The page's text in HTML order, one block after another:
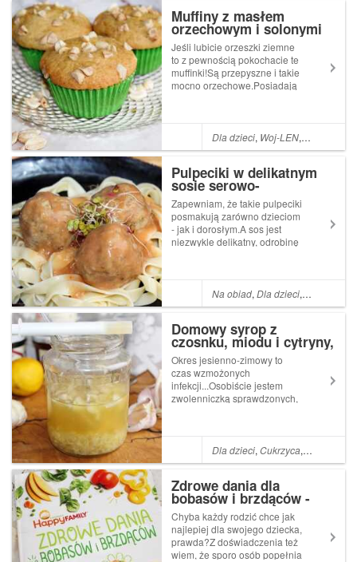
Muffiny z masłem
orzechowym i solonymi
orzeszkami ziemnymi
Jeśli lubicie orzeszki ziemne
to z pewnością pokochacie te
muffinki!Są przepyszne i takie
mocno orzechowe.Posiadają
cudownym
aromatem.Zazwyczaj piekę je
Dla dzieci, Woj-LEN, Babki i
Pulpeciki w delikatnym
sosie serowo-
pomidorowym
Zapewniam, że takie pulpeciki
posmakują zarówno dzieciom
- jak i dorosłym.A sos jest
niezwykle delikatny, odrobinę
świetna propozycja na szybki
obiad, z którego każdy będzie
Na obiad,Dla dzieci, Żółty ser
Domowy syrop z
czosnku, miodu i cytryny,
czyli skuteczna mikstura
na odporność + opis
składników i najlepsze
rodzaje miodu
Okres jesienno-zimowy to
czas wzmożonych
infekcji...Osobiście jestem
zwolenniczką sprawdzonych,
przeciwko wobec
zastosowania innych
zało...
Dla dzieci,Cukrzyca, Miód
Zdrowe dania dla
bobasów i brzdąców -
recenzja
Chyba każdy rodzić chce jak
najlepiej dla swojego dziecka,
prawda?Z doświadczenia też
wiem, że sporo osób popełnia